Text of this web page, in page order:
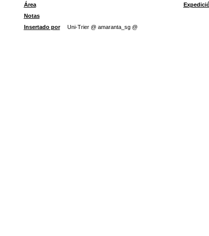
Área
Notas
Insertado por
Uni-Trier @ amaranta_sg @